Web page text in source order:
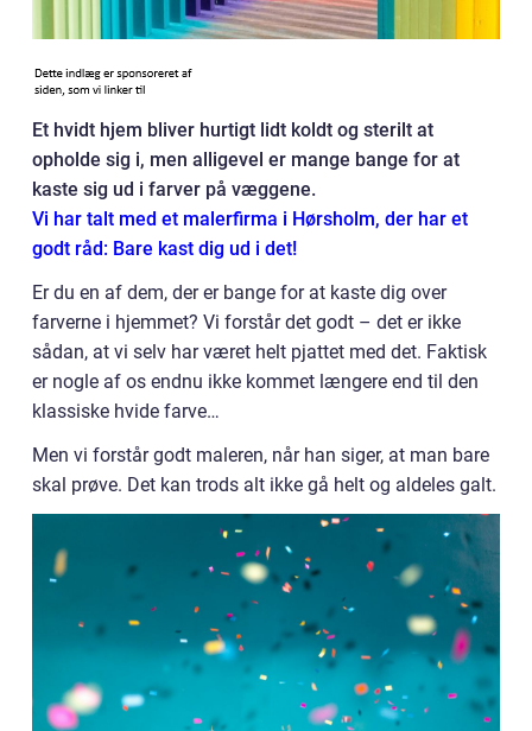
Et hvidt hjem bliver hurtigt lidt koldt og sterilt at
opholde sig i, men alligevel er mange bange for at
kaste sig ud i farver på væggene.
Vi har talt med et malerfirma i Hørsholm, der har et
godt råd: Bare kast dig ud i det!
Er du en af dem, der er bange for at kaste dig over
farverne i hjemmet? Vi forstår det godt – det er ikke
sådan, at vi selv har været helt pjattet med det. Faktisk
er nogle af os endnu ikke kommet længere end til den
klassiske hvide farve…
Men vi forstår godt maleren, når han siger, at man bare
skal prøve. Det kan trods alt ikke gå helt og aldeles galt.